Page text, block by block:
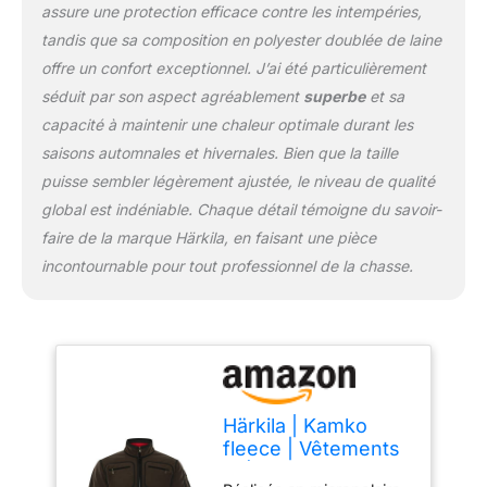
ne pas laisser passer le
assure une protection efficace contre les intempéries,
tandis que sa composition en polyester doublée de laine
offre un confort exceptionnel. J’ai été particulièrement
séduit par son aspect agréablement superbeet sa
capacité à maintenir une chaleur optimale durant les
saisons automnales et hivernales. Bien que la taille
puisse sembler légèrement ajustée, le niveau de qualité
global est indéniable. Chaque détail témoigne du savoir-
faire de la marque Härkila, en faisant une pièce
incontournable pour tout professionnel de la chasse.
Härkila | Kamko
fleece | Vêtements